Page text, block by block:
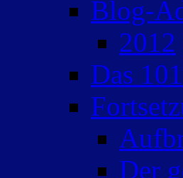
Blog-
2012
Das
Der